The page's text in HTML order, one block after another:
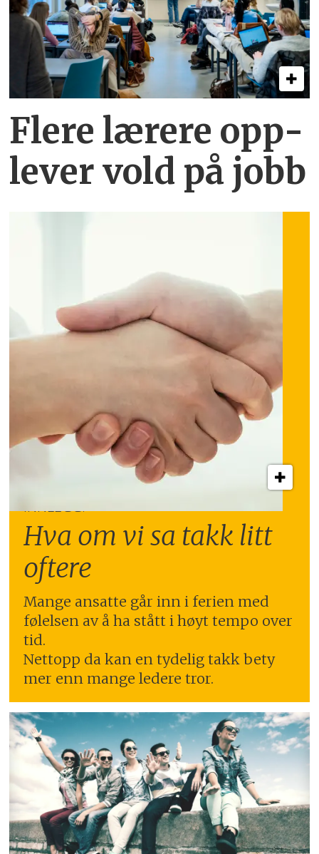
Flere lærere opp­
lever vold på jobb
INNLEGG:
Hva om vi sa takk litt
oftere
Mange ansatte går inn i ferien med
følelsen av å ha stått i høyt tempo over
tid.
Nettopp da kan en tydelig takk bety
mer enn mange ledere tror.